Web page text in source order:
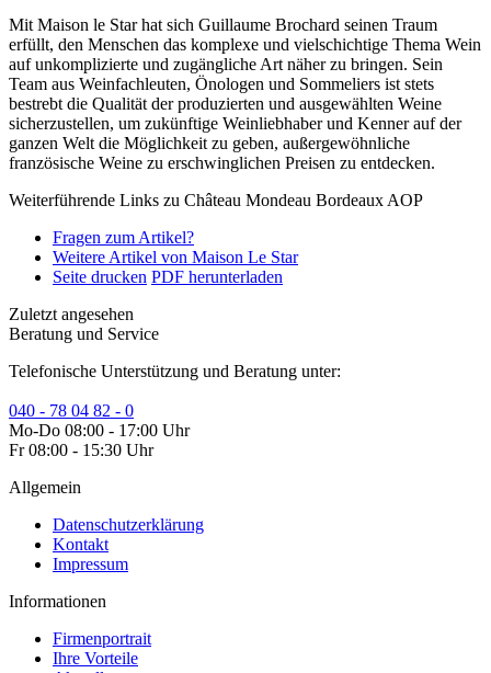
Mit Maison le Star hat sich Guillaume Brochard seinen Traum
erfüllt, den Menschen das komplexe und vielschichtige Thema Wein
auf unkomplizierte und zugängliche Art näher zu bringen. Sein
Team aus Weinfachleuten, Önologen und Sommeliers ist stets
bestrebt die Qualität der produzierten und ausgewählten Weine
sicherzustellen, um zukünftige Weinliebhaber und Kenner auf der
ganzen Welt die Möglichkeit zu geben, außergewöhnliche
französische Weine zu erschwinglichen Preisen zu entdecken.
Weiterführende Links zu Château Mondeau Bordeaux AOP
Fragen zum Artikel?
Weitere Artikel von Maison Le Star
Seite drucken PDF herunterladen
Zuletzt angesehen
Beratung und Service
Telefonische Unterstützung und Beratung unter:
040 - 78 04 82 - 0
Mo-Do 08:00 - 17:00 Uhr
Fr 08:00 - 15:30 Uhr
Allgemein
Datenschutzerklärung
Kontakt
Impressum
Informationen
Firmenportrait
Ihre Vorteile